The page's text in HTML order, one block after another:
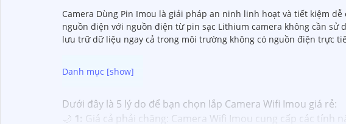
Camera Dùng Pin Imou là giải pháp an ninh linh hoạt và tiết kiệm
nguồn điện với nguồn điện từ pin sạc Lithium camera không cần
lưu trữ dữ liệu ngay cả trong môi trường không có nguồn điện trực
Dưới đây là 5 lý do để bạn chọn lắp Camera Wifi Imou giá rẻ:
🌙 1: Giá cả phải chăng: Camera Wifi Imou cung cấp các